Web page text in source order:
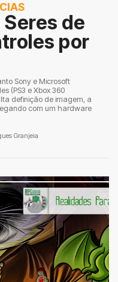
Seres de
por
Sony e Microsoft
(PS3 e Xbox 360
definição de imagem, a
com um hardware
Granjeia